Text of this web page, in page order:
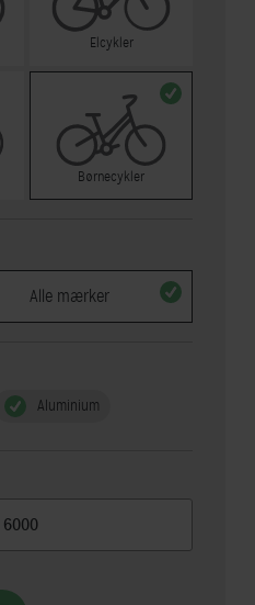
Elcykler
Børnecykler
Alle mærker
Aluminium